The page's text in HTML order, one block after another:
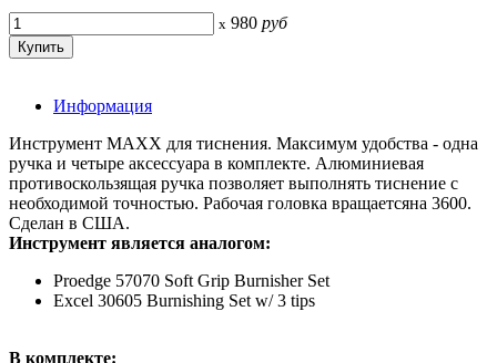
x 980 руб
Информация
Инструмент MAXX для тиснения. Максимум удобства - одна
ручка и четыре аксессуара в комплекте. Алюминиевая
противоскользящая ручка позволяет выполнять тиснение с
необходимой точностью. Рабочая головка вращаетсяна 3600.
Сделан в США.
Инструмент является аналогом:
Proedge 57070 Soft Grip Burnisher Set
Excel 30605 Burnishing Set w/ 3 tips
В комплекте: